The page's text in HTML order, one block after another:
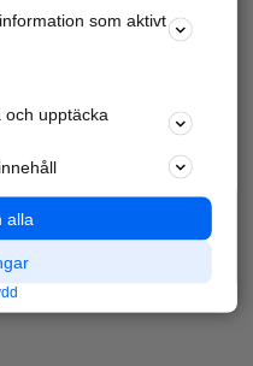
som aktivt
upptäcka
alla